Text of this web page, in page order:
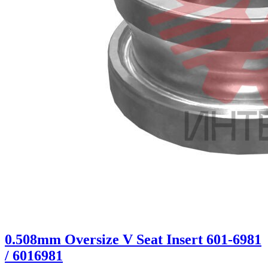
0.508mm Oversize V Seat Insert 601-6981
/ 6016981